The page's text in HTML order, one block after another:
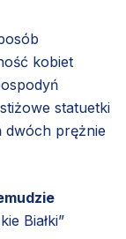
kobiet
statuetki
dwóch prężnie
Białki”